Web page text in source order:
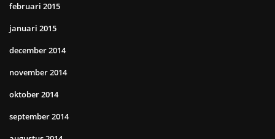
februari 2015
januari 2015
december 2014
november 2014
oktober 2014
september 2014